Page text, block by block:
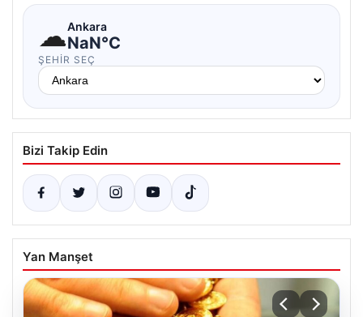
☁Ankara
NaN°C
ŞEHIR SEÇ
Bizi Takip Edin
Yan Manşet